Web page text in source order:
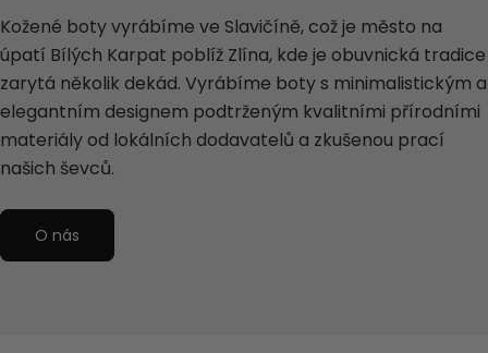
Kožené boty vyrábíme ve Slavičíně, což je město na
úpatí Bílých Karpat poblíž Zlína, kde je obuvnická tradice
zarytá několik dekád. Vyrábíme boty s minimalistickým a
elegantním designem podtrženým kvalitními přírodními
materiály od lokálních dodavatelů a zkušenou prací
našich ševců.
O nás